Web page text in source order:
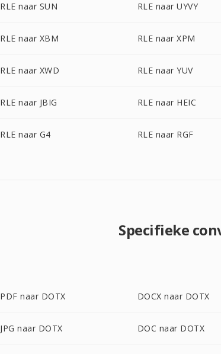
RLE naar SUN RLE naar UYVY
RLE naar XBM RLE naar XPM
RLE naar XWD RLE naar YUV
RLE naar JBIG RLE naar HEIC
RLE naar G4 RLE naar RGF
Specifieke
PDF naar DOTX DOCX naar DOTX
JPG naar DOTX DOC naar DOTX